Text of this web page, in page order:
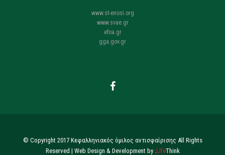
www.st-enosi.org
www.svae.gr
efoa.gr
gga.gov.gr
© Copyright 2017 Κεφαλληνιακός όμιλος αντισφαίρισης All Rights
Reserved | Web Design & Development by .LifeThink